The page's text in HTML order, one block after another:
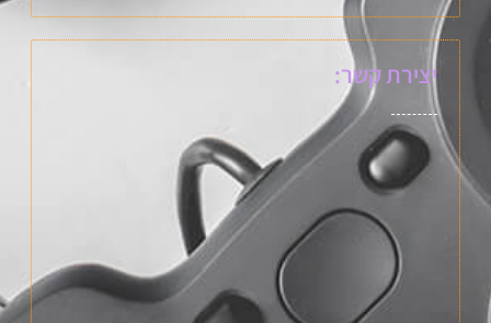
יצירת קשר: